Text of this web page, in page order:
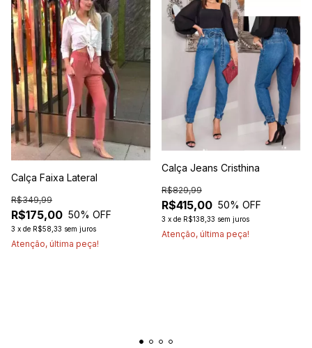
Calça Faixa Lateral
R$175,00
R$349,99
50% OFF
3 x de R$58,33 sem juros
Atenção, última peça!
Calça Jeans Cristhina
R$415,00
R$829,99
50% OFF
3 x de R$138,33 sem juros
Atenção, última peça!